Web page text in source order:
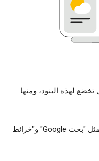
لهذه البنود، ومنها
التطبيقات والمواقع الإلكترونية (مثل "بحث Google" و"خرائط